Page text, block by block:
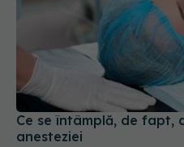
Ce se întâmplă, de fapt,
anesteziei